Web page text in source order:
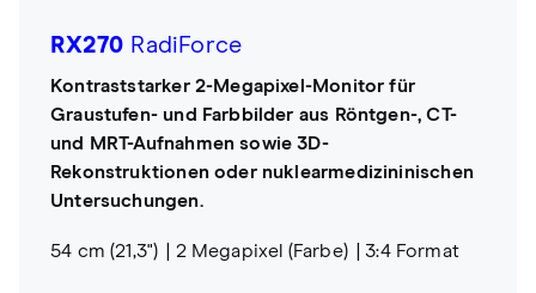
RX270 RadiForce
Kontraststarker 2-Megapixel-Monitor für
Graustufen- und Farbbilder aus Röntgen-, CT-
und MRT-Aufnahmen sowie 3D-
Rekonstruktionen oder nuklearmedizininischen
Untersuchungen.
54 cm (21,3") 2 Megapixel (Farbe) 3:4 Format